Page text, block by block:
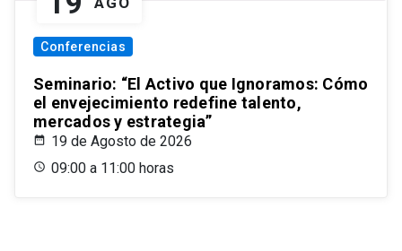
Conferencias
Seminario: “El Activo que Ignoramos: Cómo
el envejecimiento redefine talento,
mercados y estrategia”
19 de Agosto de 2026
09:00 a 11:00 horas